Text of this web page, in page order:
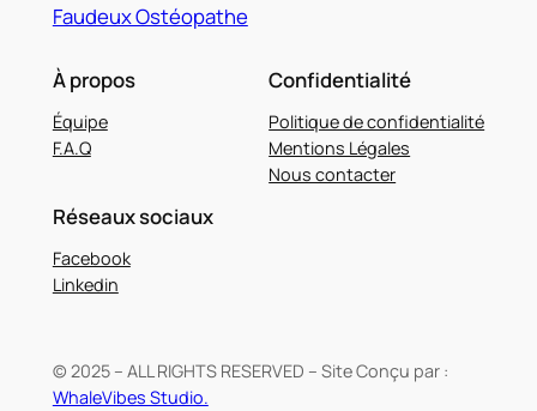
Faudeux Ostéopathe
À propos
Équipe
F.A.Q
Confidentialité
Politique de confidentialité
Mentions Légales
Nous contacter
Réseaux sociaux
Facebook
Linkedin
© 2025 – ALL RIGHTS RESERVED – Site Conçu par :
WhaleVibes Studio.